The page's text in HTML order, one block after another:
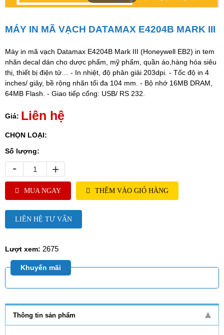
MÁY IN MÃ VẠCH DATAMAX E4204B MARK III
Máy in mã vạch Datamax E4204B Mark III (Honeywell EB2) in tem
nhãn decal dán cho dược phẩm, mỹ phẩm, quần áo,hàng hóa siêu
thị, thiết bị điện tử… - In nhiệt, độ phân giải 203dpi. - Tốc độ in 4
inches/ giây, bề rộng nhãn tối đa 104 mm. - Bộ nhớ 16MB DRAM,
64MB Flash. - Giao tiếp cổng: USB/ RS 232.
Giá: Liên hệ
CHỌN LOẠI:
Số lượng:
- +
MUA NGAY THÊM VÀO GIỎ HÀNG
LIÊN HỆ TƯ VẤN
Lượt xem: 2675
Khuyến mãi
Thông tin sản phẩm